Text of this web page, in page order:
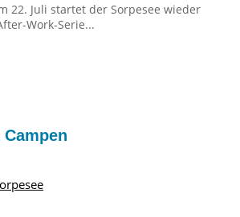
22. Juli startet der Sorpesee wieder
Work-Serie...